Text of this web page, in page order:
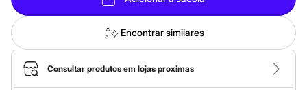
Novidades
Roupas
Blusas e Camisetas
Básicos
Calças
Casacos e Jaquetas
Encontrar similares
Consultar produtos em lojas proximas